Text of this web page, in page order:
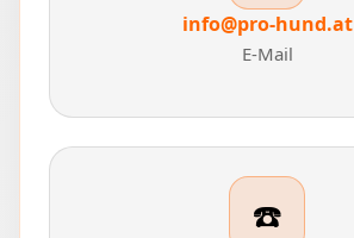
info@pro-hund.at
E-Mail
☎️